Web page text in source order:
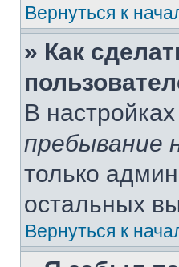
Вернуться к
» Как
В
пребывание
только
остальных
Вернуться к